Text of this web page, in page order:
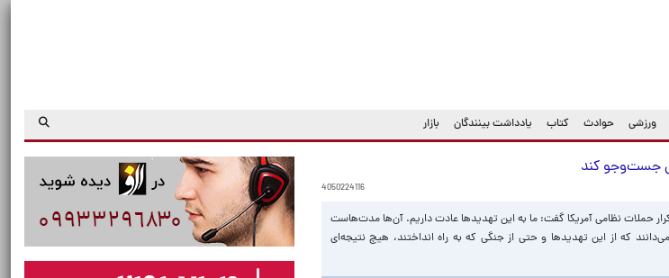
ورزشی حوادث کتاب یادداشت بینندگان بازار
جست‌وجو کند
4050224116
تکرار حملات نظامی آمریکا گفت: ما به این تهدیدها عادت داریم. آن‌ها مدت‌هاست
که از این تهدیدها و حتی از جنگی که به راه انداختند، هیچ نتیجه‌ای